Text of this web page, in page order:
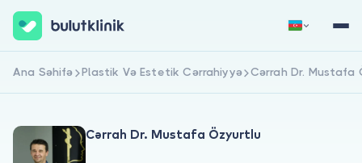
Qeydiyyat Daxil Ol
Ana Səhifə Plastik Və Estetik Cərrahiyyə Cərrah Dr. Mustafa
Cərrah Dr. Mustafa Özyurtlu